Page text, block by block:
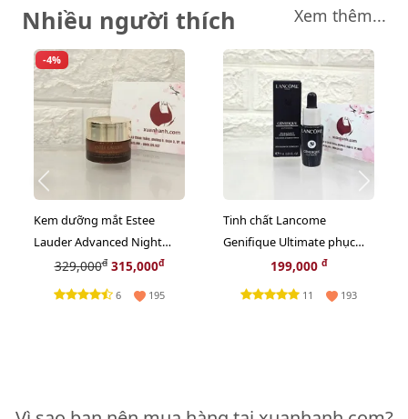
Nhiều người thích Xem thêm...
-4%
Kem dưỡng mắt Estee
Lauder Advanced Night
Repair Eye Gel-Creme Multi
- 5ml (New)
329,000đ315,000đ
6 195
Tinh chất Lancome
Genifique Ultimate phục
hồi tối ưu, trẻ hóa da, 7ml
(New)
199,000 đ
11 193